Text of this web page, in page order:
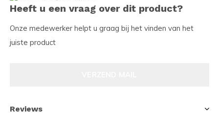
Heeft u een vraag over dit product?
Onze medewerker helpt u graag bij het vinden van het
juiste product
Reviews